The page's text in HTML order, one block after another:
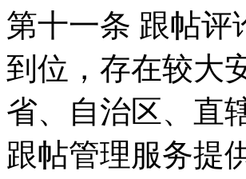
第十一条 跟帖评
到位，存在较大
省、自治区、直
跟帖管理服务提